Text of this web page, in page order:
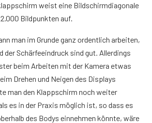
weist eine Bildschirmdiagonale
Bildpunkten auf.
man im Grunde ganz ordentlich arbeiten,
der Schärfeeindruck sind gut. Allerdings
beim Arbeiten mit der Kamera etwas
Drehen und Neigen des Displays
man den Klappschirm noch weiter
es in der Praxis möglich ist, so dass es
des Bodys einnehmen könnte, wäre